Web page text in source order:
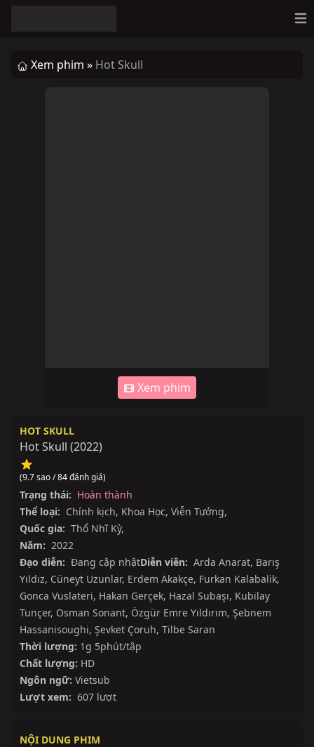
Xem phim » Hot Skull
Xem phim
HOT SKULL
Hot Skull (2022)
(9.7 sao / 84 đánh giá)
Trạng thái: Hoàn thành
Thể loại: Chính kịch, Khoa Học, Viễn Tưởng,
Quốc gia: Thổ Nhĩ Kỳ,
Năm: 2022
Đạo diễn: Đang cập nhậtDiễn viên: Arda Anarat, Barış
Yıldız, Cüneyt Uzunlar, Erdem Akakçe, Furkan Kalabalik,
Gonca Vuslateri, Hakan Gerçek, Hazal Subaşı, Kubilay
Tunçer, Osman Sonant, Özgür Emre Yıldırım, Şebnem
Hassanisoughi, Şevket Çoruh, Tilbe Saran
Thời lượng: 1g 5phút/tập
Chất lượng: HD
Ngôn ngữ: Vietsub
Lượt xem: 607 lượt
NỘI DUNG PHIM